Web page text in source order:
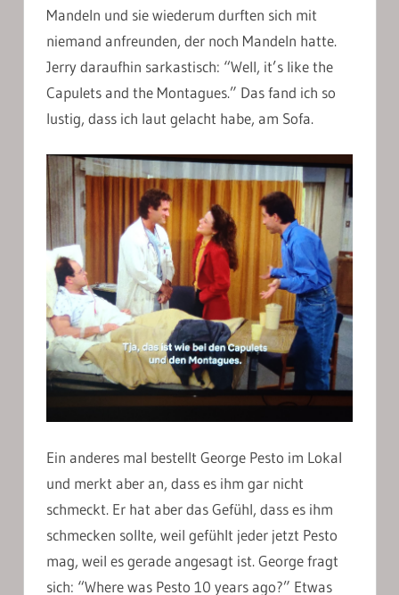
Mandeln und sie wiederum durften sich mit
niemand anfreunden, der noch Mandeln hatte.
Jerry daraufhin sarkastisch: “Well, it’s like the
Capulets and the Montagues.” Das fand ich so
lustig, dass ich laut gelacht habe, am Sofa.
Ein anderes mal bestellt George Pesto im Lokal
und merkt aber an, dass es ihm gar nicht
schmeckt. Er hat aber das Gefühl, dass es ihm
schmecken sollte, weil gefühlt jeder jetzt Pesto
mag, weil es gerade angesagt ist. George fragt
sich: “Where was Pesto 10 years ago?” Etwas